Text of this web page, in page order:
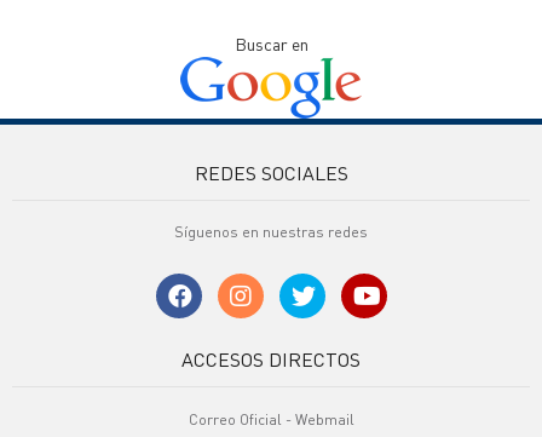
Buscar en
REDES SOCIALES
Síguenos en nuestras redes
ACCESOS DIRECTOS
Correo Oficial - Webmail